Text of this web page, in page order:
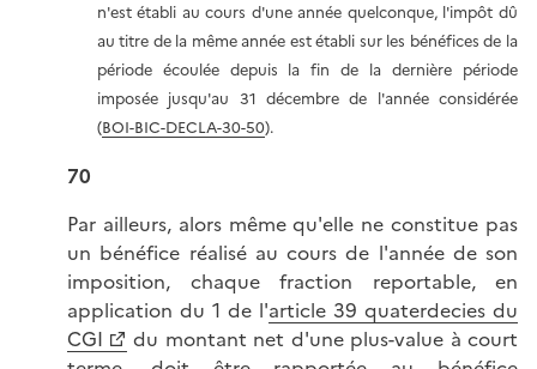
n'est établi au cours d'une année quelconque, l'impôt dû
au titre de la même année est établi sur les bénéfices de la
période écoulée depuis la fin de la dernière période
imposée jusqu'au 31 décembre de l'année considérée
(BOI-BIC-DECLA-30-50).
70
Par ailleurs, alors même qu'elle ne constitue pas
un bénéfice réalisé au cours de l'année de son
imposition, chaque fraction reportable, en
application du 1 de l'article 39 quaterdecies du
CGI
du montant net d'une plus-value à court